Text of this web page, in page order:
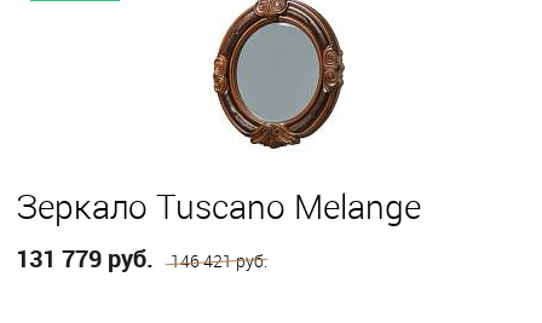
Зеркало Tuscano Melange
131 779 руб. 146 421 руб.